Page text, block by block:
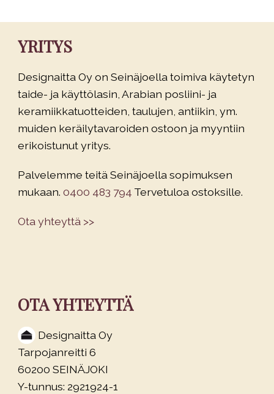
YRITYS
Designaitta Oy on Seinäjoella toimiva käytetyn
taide- ja käyttölasin, Arabian posliini- ja
keramiikkatuotteiden, taulujen, antiikin, ym.
muiden keräilytavaroiden ostoon ja myyntiin
erikoistunut yritys.
Palvelemme teitä Seinäjoella sopimuksen
mukaan. 0400 483 794 Tervetuloa ostoksille.
Ota yhteyttä >>
OTA YHTEYTTÄ
Designaitta Oy
Tarpojanreitti 6
60200 SEINÄJOKI
Y-tunnus: 2921924-1